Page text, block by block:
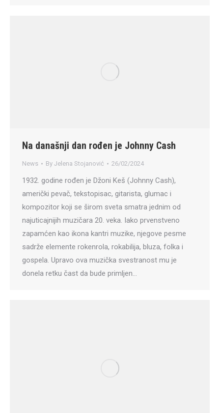
Na današnji dan rođen je Johnny Cash
News By Jelena Stojanović 26/02/2024
1932. godine rođen je Džoni Keš (Johnny Cash),
američki pevač, tekstopisac, gitarista, glumac i
kompozitor koji se širom sveta smatra jednim od
najuticajnijih muzičara 20. veka. Iako prvenstveno
zapamćen kao ikona kantri muzike, njegove pesme
sadrže elemente rokenrola, rokabilija, bluza, folka i
gospela. Upravo ova muzička svestranost mu je
donela retku čast da bude primljen…